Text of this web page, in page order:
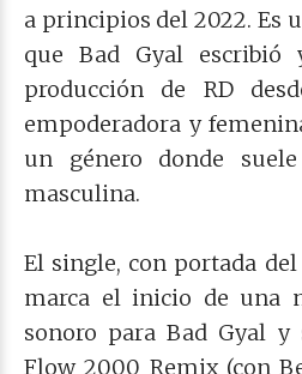
a principios del 2022. Es
que Bad Gyal
producción de RD
empoderadora y
un género donde
masculina.
El single, con portada
marca el inicio de una
sonoro para Bad Gyal y
Flow 2000 Remix (con